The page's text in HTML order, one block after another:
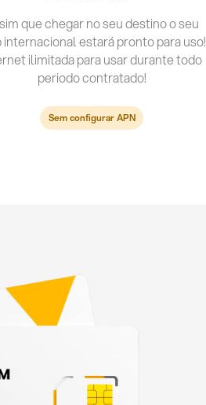
que chegar no seu destino o seu
internacional estará pronto para uso!
ilimitada para usar durante todo
periodo contratado!
Sem configurar APN